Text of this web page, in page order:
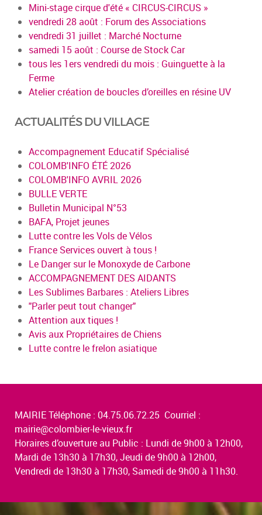
Mini-stage cirque d'été « CIRCUS-CIRCUS »
vendredi 28 août : Forum des Associations
vendredi 31 juillet : Marché Nocturne
samedi 15 août : Course de Stock Car
tous les 1ers vendredi du mois : Guinguette à la
Ferme
Atelier création de boucles d’oreilles en résine UV
ACTUALITÉS DU VILLAGE
Accompagnement Educatif Spécialisé
COLOMB'INFO ÉTÉ 2026
COLOMB'INFO AVRIL 2026
BULLE VERTE
Bulletin Municipal N°53
BAFA, Projet jeunes
Lutte contre les Vols de Vélos
France Services ouvert à tous !
Le Danger sur le Monoxyde de Carbone
ACCOMPAGNEMENT DES AIDANTS
Les Sublimes Barbares : Ateliers Libres
"Parler peut tout changer"
Attention aux tiques !
Avis aux Propriétaires de Chiens
Lutte contre le frelon asiatique
MAIRIE Téléphone : 04.75.06.72.25 Courriel :
mairie@colombier-le-vieux.fr
Horaires d’ouverture au Public : Lundi de 9h00 à 12h00,
Mardi de 13h30 à 17h30, Jeudi de 9h00 à 12h00,
Vendredi de 13h30 à 17h30, Samedi de 9h00 à 11h30.